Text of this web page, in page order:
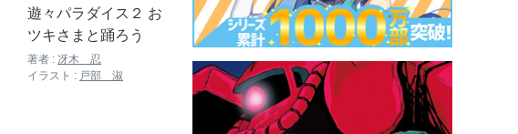
遊々パラダイス２ お
ツキさまと踊ろう
著者 : 冴木 忍
イラスト : 戸部 淑